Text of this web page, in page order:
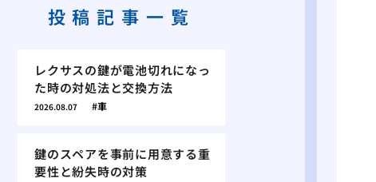
投稿記事一覧
レクサスの鍵が電池切れになっ
た時の対処法と交換方法
2026.08.07 車
鍵のスペアを事前に用意する重
要性と紛失時の対策